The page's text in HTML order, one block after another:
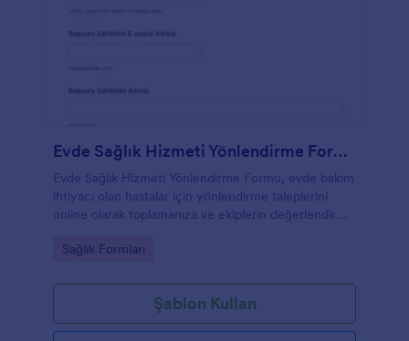
Evde Sağlık Hizmeti Yönlendirme Formu
Evde Sağlık Hizmeti Yönlendirme Formu, evde bakım
ihtiyacı olan hastalar için yönlendirme taleplerini
online olarak toplamanıza ve ekiplerin değerlendirme
Go to Category:
Sağlık Formları
Şablon Kullan